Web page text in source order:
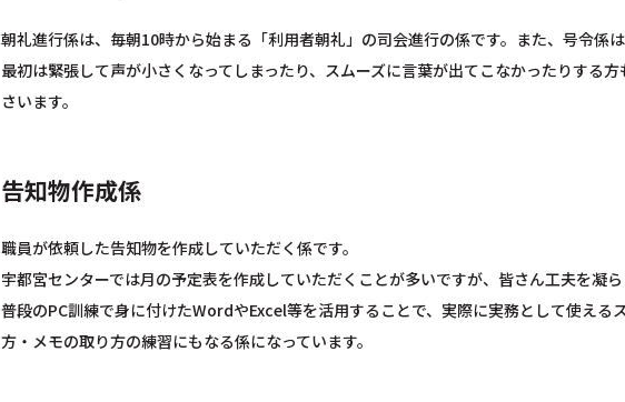
朝礼進行係は、毎朝10時から始まる「利用者朝礼」の司会進行の係です。また、号令係
最初は緊張して声が小さくなってしまったり、スムーズに言葉が出てこなかったりする
さいます。
告知物作成係
職員が依頼した告知物を作成していただく係です。
宇都宮センターでは月の予定表を作成していただくことが多いですが、皆さん工夫を凝
普段のPC訓練で身に付けたWordやExcel等を活用することで、実際に実務として使え
方・メモの取り方の練習にもなる係になっています。